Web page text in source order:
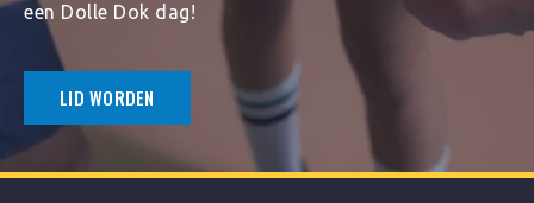
een Dolle Dok dag!
LID WORDEN